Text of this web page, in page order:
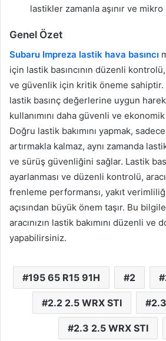
lastikler zamanla aşınır ve
Genel Özet
Subaru Impreza lastik hava basıncı
için lastik basıncının düzenli
ve güvenlik için kritik öneme sahiptir.
lastik basınç değerlerine uygun
kullanımını daha güvenli ve
Doğru lastik bakımını yapmak,
artırmakla kalmaz, aynı zamanda
ve sürüş güvenliğini sağlar. Lastik
ayarlanması ve düzenli kontrolü,
frenleme performansı, yakıt
açısından büyük önem taşır. Bu
aracınızın lastik bakımını düzenli ve
yapabilirsiniz.
195 65 R15 91H 2
2.2 2.5 WRX STI 2.3
2.3 2.5 WRX STI